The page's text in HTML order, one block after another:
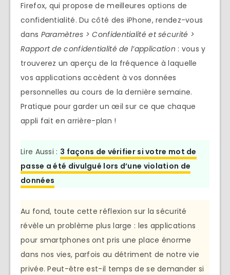
Firefox, qui propose de meilleures options de
confidentialité. Du côté des iPhone, rendez-vous
dans Paramètres > Confidentialité et sécurité >
Rapport de confidentialité de l’application : vous y
trouverez un aperçu de la fréquence à laquelle
vos applications accèdent à vos données
personnelles au cours de la dernière semaine.
Pratique pour garder un œil sur ce que chaque
appli fait en arrière-plan !
Lire Aussi : 3 façons de vérifier si votre mot de
passe a été divulgué lors d’une violation de
données
Au fond, toute cette réflexion sur la sécurité
révèle un problème plus large : les applications
pour smartphones ont pris une place énorme
dans nos vies, parfois au détriment de notre vie
privée. Peut-être est-il temps de se demander si